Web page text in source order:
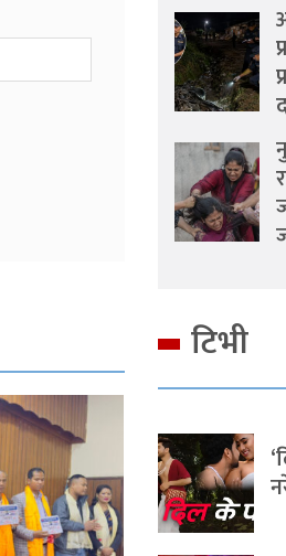
टिभी